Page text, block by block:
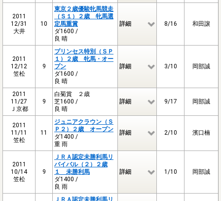
2011
12/31
大井
10
東京２歳優駿牝馬競走
（Ｓ１）２歳 牝馬選
定馬重賞
ダ1600 /
良 晴
詳細 8/16 和田譲
2011
12/12
笠松
9
プリンセス特別（ＳＰ
１）２歳 牝馬・オー
プン
ダ1600 /
良 晴
詳細 3/10 岡部誠
2011
11/27
Ｊ京都
9
白菊賞 ２歳
芝1600 /
良 晴
詳細 9/17 岡部誠
2011
11/11
笠松
11
ジュニアクラウン（Ｓ
Ｐ２）２歳 オープン
ダ1400 /
重 雨
詳細 2/10 濱口楠
2011
10/14
笠松
9
ＪＲＡ認定未勝利馬リ
バイバル（２）２歳
１ 未勝利馬
ダ1400 /
良 雨
詳細 1/10 岡部誠
ＪＲＡ認定未勝利馬リ